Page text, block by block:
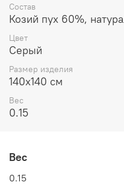
Состав
Козий пух 60%,
Цвет
Серый
Размер изделия
140x140 см
Вес
0.15
Вес
0.15